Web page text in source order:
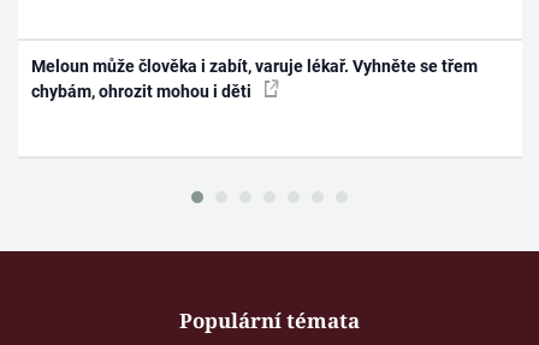
Meloun může člověka i zabít, varuje lékař. Vyhněte se třem
chybám, ohrozit mohou i děti
Populární témata